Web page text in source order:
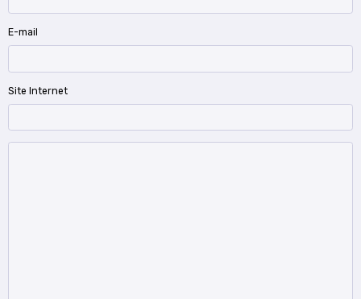
E-mail
Site Internet